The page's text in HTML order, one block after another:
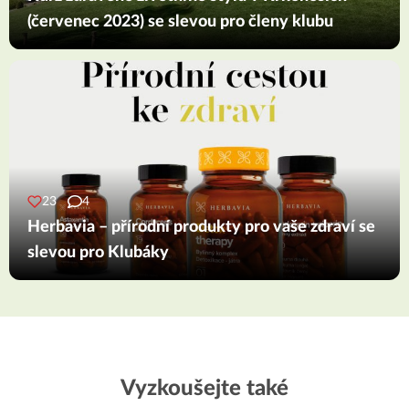
(červenec 2023) se slevou pro členy klubu
23 4
Herbavia – přírodní produkty pro vaše zdraví se
slevou pro Klubáky
Vyzkoušejte také